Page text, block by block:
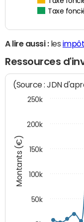
Taxe
A lire aussi :les
Ressources
Montants (€)
(Source : JDN
50k
100k
150k
200k
250k